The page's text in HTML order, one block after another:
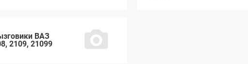
ВАЗ
2109, 21099